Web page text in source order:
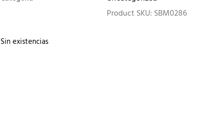
Product SKU: SBM0286
Sin existencias